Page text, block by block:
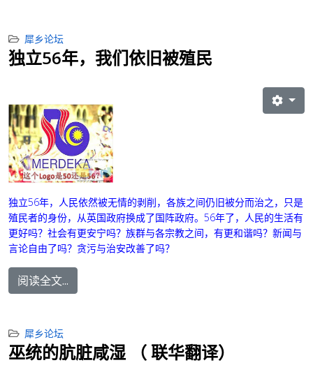
犀乡论坛
独立56年，我们依旧被殖民
独立56年，人民依然被无情的剥削，各族之间仍旧被分而治之，只是
殖民者的身份，从英国政府换成了国阵政府。56年了，人民的生活有
更好吗？社会有更安宁吗？族群与各宗教之间，有更和谐吗？新闻与
言论自由了吗？贪污与治安改善了吗？
阅读全文...
犀乡论坛
巫统的肮脏咸湿 （ 联华翻译）